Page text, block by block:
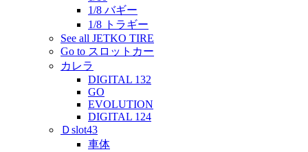
1/8 バギー
1/8 トラギー
See all JETKO TIRE
Go to スロットカー
カレラ
DIGITAL 132
GO
EVOLUTION
DIGITAL 124
Ｄslot43
車体